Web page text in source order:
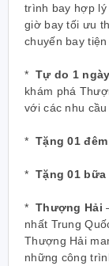
trình bay hợp lý
giờ bay tối ưu
chuyến bay
* Tự do 1
khám phá
với các nhu
* Tặng 01
* Tặng 01
* Thượng Hải
nhất Trung
Thượng Hải
những công